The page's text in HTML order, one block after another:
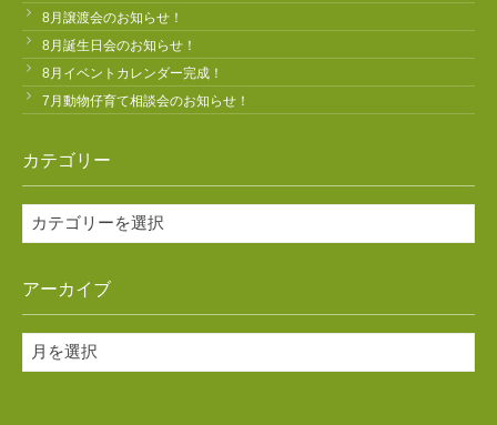
8月譲渡会のお知らせ！
8月誕生日会のお知らせ！
8月イベントカレンダー完成！
7月動物仔育て相談会のお知らせ！
カテゴリー
カ
テ
リ
アーカイブ
ア
ー